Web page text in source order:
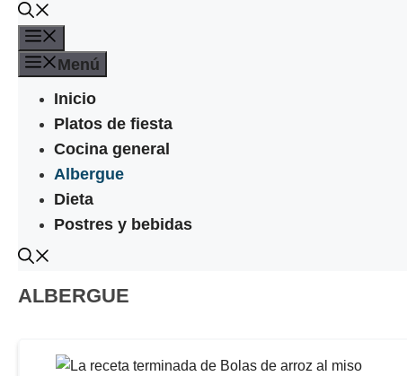
Saltar
al
contenido
Menú
Inicio
Platos de fiesta
Cocina general
Albergue
Dieta
Postres y bebidas
ALBERGUE